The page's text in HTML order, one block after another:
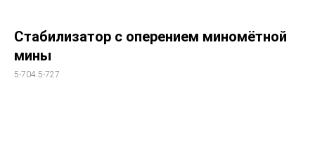
Стабилизатор с оперением миномётной
мины
5-704.5-727